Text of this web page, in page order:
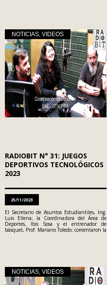
NOTICIAS VIDEOS
RADIOBIT N° 31: JUEGOS
DEPORTIVOS TECNOLÓGICOS
2023
25/11/2023
El Secretario de Asuntos Estudiantiles, Ing.
Luis Ellena; la Coordinadora del Área de
Deportes, Ibis Sosa y el entrenador de
básquet, Prof. Mariano Toledo; comentaron la
NOTICIAS, VIDEOS